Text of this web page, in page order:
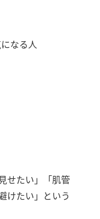
なる人
せたい」「肌管
けたい」という